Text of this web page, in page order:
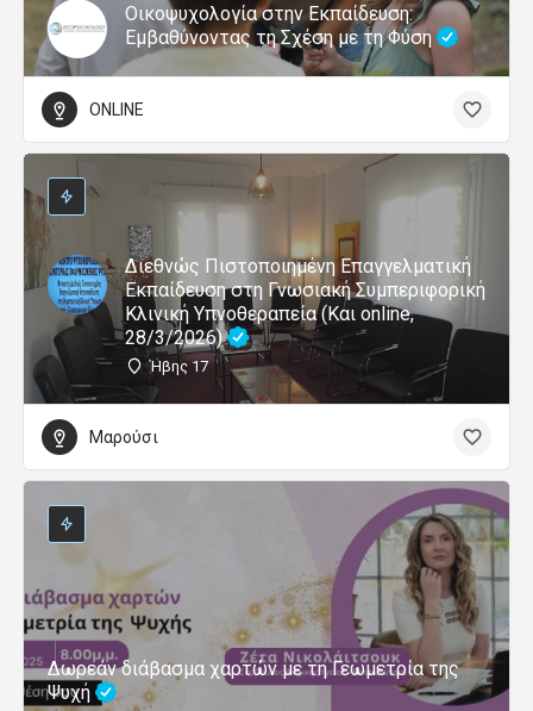
Οικοψυχολογία στην Εκπαίδευση:
Εμβαθύνοντας τη Σχέση με τη Φύση
ONLINE
Διεθνώς Πιστοποιημένη Επαγγελματική
Εκπαίδευση στη Γνωσιακή Συμπεριφορική
Κλινική Υπνοθεραπεία (Και online,
28/3/2026)
Ήβης 17
Μαρούσι
Δωρεάν διάβασμα χαρτών με τη Γεωμετρία της
Ψυχή